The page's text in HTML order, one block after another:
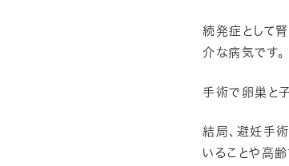
続発症として
介な病気です。
手術で卵巣と
結局、避妊手
いることや高